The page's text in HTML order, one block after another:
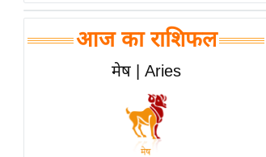
बॉलीवुड
हॉलीवुड
फिल्म समीक्षा
लाइफस्टाइल
आज का राशिफल
मेष | Aries